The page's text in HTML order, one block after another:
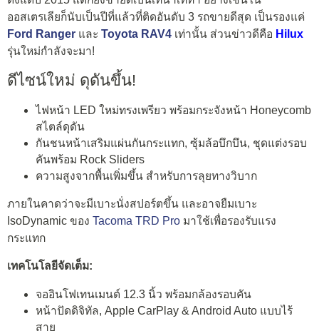
ออสเตรเลียก็นับเป็นปีที่แล้วที่ติดอันดับ 3 รถขายดีสุด เป็นรองแค่
Ford Ranger และ Toyota RAV4 เท่านั้น ส่วนข่าวดีคือ Hilux
รุ่นใหม่กำลังจะมา!
ดีไซน์ใหม่ ดุดันขึ้น!
ไฟหน้า LED ใหม่ทรงเพรียว พร้อมกระจังหน้า Honeycomb
สไตล์ดุดัน
กันชนหน้าเสริมแผ่นกันกระแทก, ซุ้มล้อบึกบึน, ชุดแต่งรอบ
คันพร้อม Rock Sliders
ความสูงจากพื้นเพิ่มขึ้น สำหรับการลุยทางวิบาก
ภายในคาดว่าจะมีเบาะนั่งสปอร์ตขึ้น และอาจยืมเบาะ
IsoDynamic ของ Tacoma TRD Pro มาใช้เพื่อรองรับแรง
กระแทก
เทคโนโลยีจัดเต็ม:
จออินโฟเทนเมนต์ 12.3 นิ้ว พร้อมกล้องรอบคัน
หน้าปัดดิจิทัล, Apple CarPlay & Android Auto แบบไร้
สาย